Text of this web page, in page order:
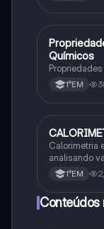
Química
Químicos
1°EM
Química
Calorimetria
analisando
estado
latente e
1°EM
Conteúdos